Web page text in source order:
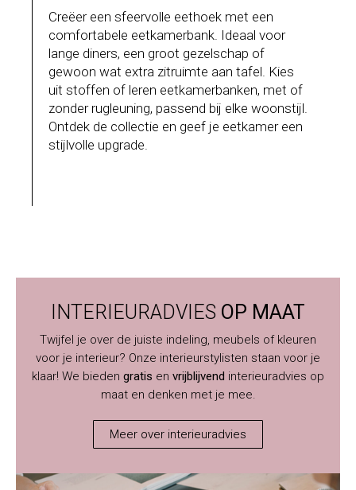
Creëer een sfeervolle eethoek met een
comfortabele eetkamerbank. Ideaal voor
lange diners, een groot gezelschap of
gewoon wat extra zitruimte aan tafel. Kies
uit stoffen of leren eetkamerbanken, met of
zonder rugleuning, passend bij elke woonstijl.
Ontdek de collectie en geef je eetkamer een
stijlvolle upgrade.
INTERIEURADVIES OP MAAT
Twijfel je over de juiste indeling, meubels of kleuren
voor je interieur? Onze interieurstylisten staan voor je
klaar! We bieden gratis en vrijblijvend interieuradvies op
maat en denken met je mee.
Meer over interieuradvies